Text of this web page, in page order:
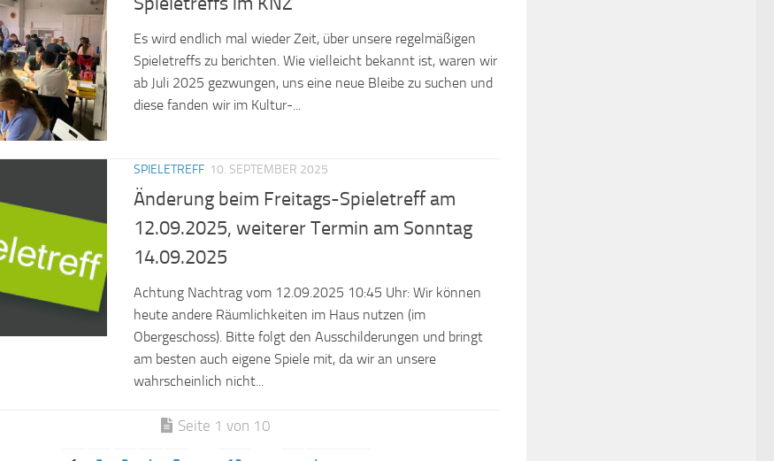
Es wird endlich mal wieder Zeit, über unsere regelmäßigen
Spieletreffs zu berichten. Wie vielleicht bekannt ist, waren wir
ab Juli 2025 gezwungen, uns eine neue Bleibe zu suchen und
diese fanden wir im Kultur-...
SPIELETREFF 10. SEPTEMBER 2025
Änderung beim Freitags-Spieletreff am
12.09.2025, weiterer Termin am Sonntag
14.09.2025
Achtung Nachtrag vom 12.09.2025 10:45 Uhr: Wir können
heute andere Räumlichkeiten im Haus nutzen (im
Obergeschoss). Bitte folgt den Ausschilderungen und bringt
am besten auch eigene Spiele mit, da wir an unsere
wahrscheinlich nicht...
Seite 1 von 10